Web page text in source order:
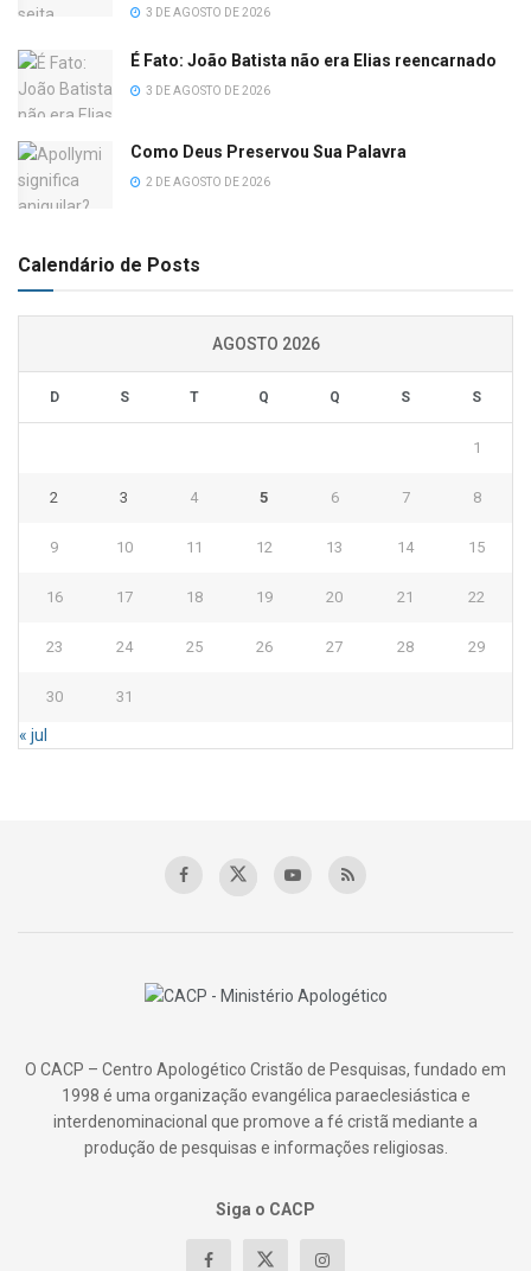
3 DE AGOSTO DE 2026
É Fato: João Batista não era Elias reencarnado
3 DE AGOSTO DE 2026
Como Deus Preservou Sua Palavra
2 DE AGOSTO DE 2026
Calendário de Posts
AGOSTO 2026
D S T Q Q S S
1
2 3 4 5 6 7 8
9 10 11 12 13 14 15
16 17 18 19 20 21 22
23 24 25 26 27 28 29
30 31
« jul
O CACP – Centro Apologético Cristão de Pesquisas, fundado em
1998 é uma organização evangélica paraeclesiástica e
interdenominacional que promove a fé cristã mediante a
produção de pesquisas e informações religiosas.
Siga o CACP